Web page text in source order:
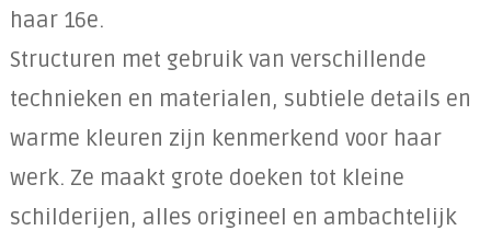
haar 16e.
Structuren met gebruik van verschillende
technieken en materialen, subtiele details en
warme kleuren zijn kenmerkend voor haar
werk. Ze maakt grote doeken tot kleine
schilderijen, alles origineel en ambachtelijk